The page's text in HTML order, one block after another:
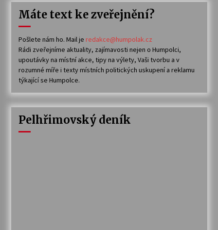
Máte text ke zveřejnění?
Pošlete nám ho. Mail je redakce@humpolak.cz
Rádi zveřejníme aktuality, zajímavosti nejen o Humpolci,
upoutávky na místní akce, tipy na výlety, Vaši tvorbu a v
rozumné míře i texty místních politických uskupení a reklamu
týkající se Humpolce.
Pelhřimovský deník